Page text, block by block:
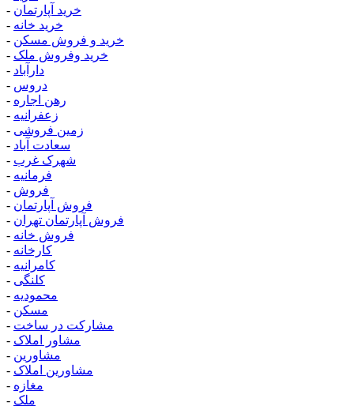
- خرید آپارتمان
- خرید خانه
- خرید و فروش مسکن
- خرید وفروش ملک
- دارآباد
- دروس
- رهن اجاره
- زعفرانیه
- زمین فروشی
- سعادت آباد
- شهرک غرب
- فرمانیه
- فروش
- فروش آپارتمان
- فروش آپارتمان تهران
- فروش خانه
- کارخانه
- کامرانیه
- کلنگی
- محمودیه
- مسکن
- مشارکت در ساخت
- مشاور املاک
- مشاورین
- مشاورین املاک
- مغازه
- ملک